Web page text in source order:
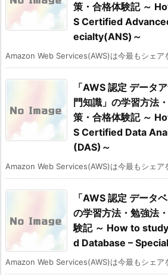
策・合格体験記 ～
S Certified
ecialty(ANS)～
Amazon Web Services(AWS)は今最もシェア
「AWS 認定 データ
門知識」の学習方法
策・合格体験記 ～
S Certified Data
(DAS)～
Amazon Web Services(AWS)は今最もシェア
「AWS 認定 データ
の学習方法・勉強法
験記 ～ How to
d Database –
Amazon Web Services(AWS)は今最もシェア